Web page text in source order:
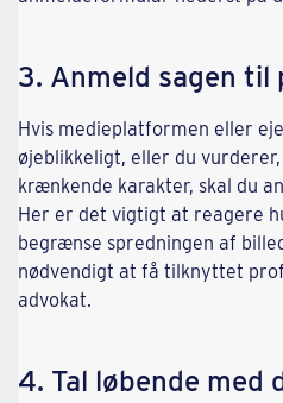
3. Anmeld sagen til
Hvis medieplatformen eller
øjeblikkeligt, eller du
krænkende karakter, skal du
Her er det vigtigt at reagere
begrænse spredningen af
nødvendigt at få tilknyttet
advokat.
4. Tal løbende med